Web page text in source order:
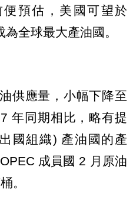
便預估，美國可望於
全球最大產油國。
供應量，小幅下降至
年同期相比，略有提
國組織) 產油國的產
成員國 2 月原油
。